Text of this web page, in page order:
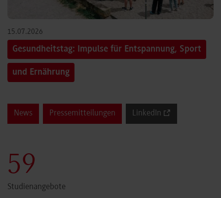
15.07.2026
Gesundheitstag: Impulse für Entspannung, Sport
und Ernährung
News Pressemitteilungen LinkedIn
60
Studienangebote